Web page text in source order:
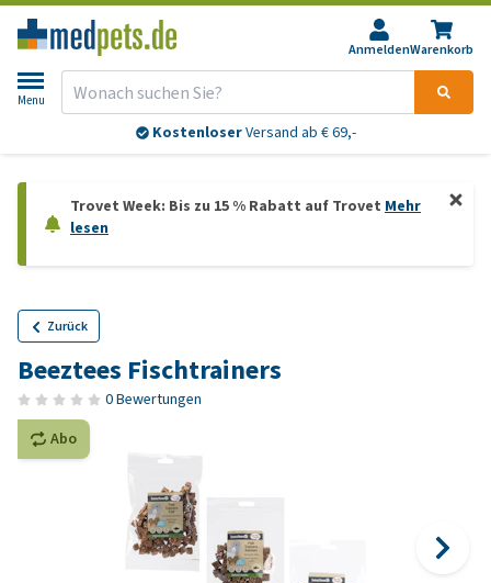
AnmeldenWarenkorb
Menu
KostenloserVersand ab € 69,-
Trovet Week: Bis zu 15 % Rabatt auf Trovet Mehr
lesen
Zurück
Beeztees Fischtrainers
0 Bewertungen
Abo